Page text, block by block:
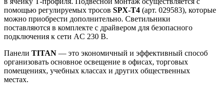
помощью регулируемых тросов SPX-T4 (арт. 029583), которые
можно приобрести дополнительно. Светильники
поставляются в комплекте с драйвером для безопасного
подключения к сети AC 230 В.
Панели TITAN — это экономичный и эффективный способ
организовать основное освещение в офисах, торговых
помещениях, учебных классах и других общественных
местах.